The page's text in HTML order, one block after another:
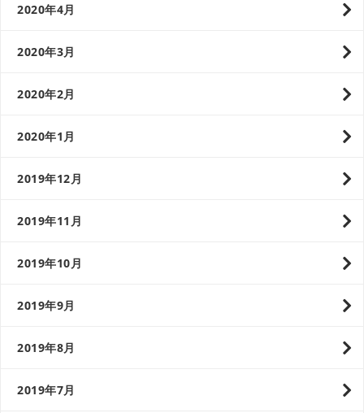
2020年4月
2020年3月
2020年2月
2020年1月
2019年12月
2019年11月
2019年10月
2019年9月
2019年8月
2019年7月